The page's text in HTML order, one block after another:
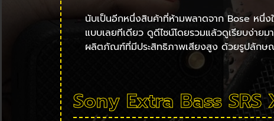
นับเป็นอีกหนึ่งสินค้าที่ห้ามพลาดจาก Bose หนึ่
แบบเลยทีเดียว ดูดีไซน์โดยรวมแล้วดูเรียบง่า
ผลิตภัณฑ์ที่มีประสิทธิภาพเสียงสูง ด้วยรูปลักษ
Sony Extra Bass SRS